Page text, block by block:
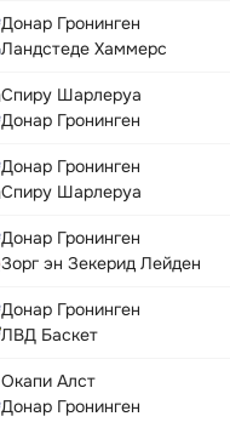
Донар Гронинген
Ландстеде Хаммерс
Спиру Шарлеруа
Донар Гронинген
Донар Гронинген
Спиру Шарлеруа
Донар Гронинген
Зорг эн Зекерид Лейден
Донар Гронинген
ЛВД Баскет
Окапи Алст
Донар Гронинген